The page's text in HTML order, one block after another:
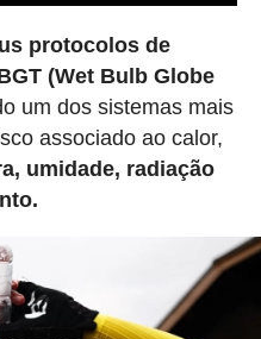
protocolos de
(Wet Bulb Globe
um dos sistemas mais
associado ao calor,
umidade, radiação